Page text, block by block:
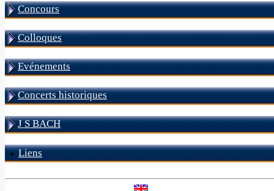
Concours
Colloques
Evénements
Concerts historiques
J S BACH
Liens